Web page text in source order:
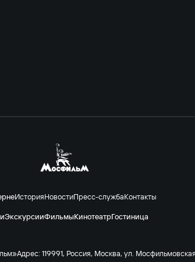
ИсторияНовостиПресс-службаКонтакты
ЭкскурсииФильмыКинотеатрГостиница
Адрес: 119991, Россия, Москва, ул.